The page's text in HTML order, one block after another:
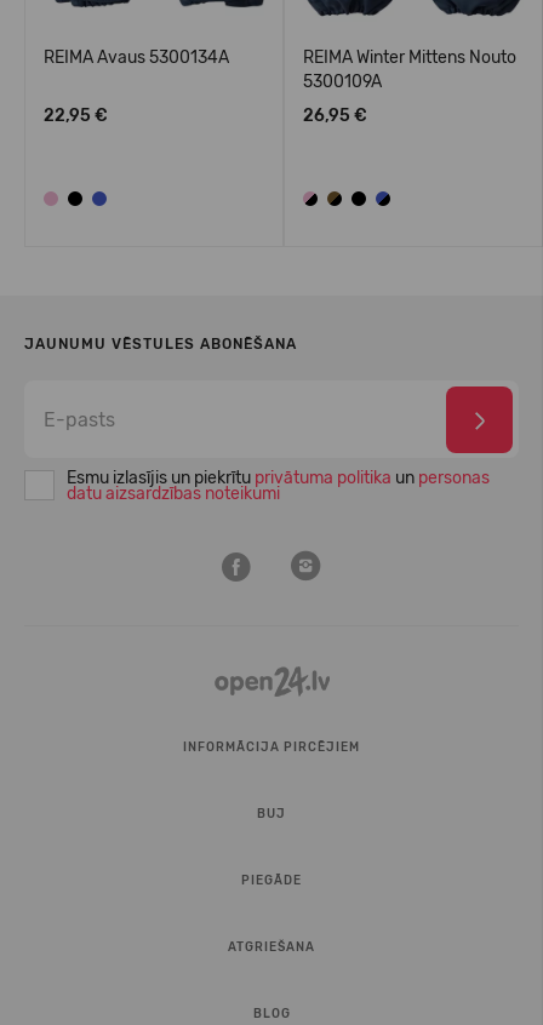
REIMA Avaus 5300134A
22,95 €
REIMA Winter Mittens Nouto
5300109A
26,95 €
JAUNUMU VĒSTULES ABONĒŠANA
Esmu izlasījis un piekrītu privātuma politika un personas
datu aizsardzības noteikumi
INFORMĀCIJA PIRCĒJIEM
BUJ
PIEGĀDE
ATGRIEŠANA
BLOG